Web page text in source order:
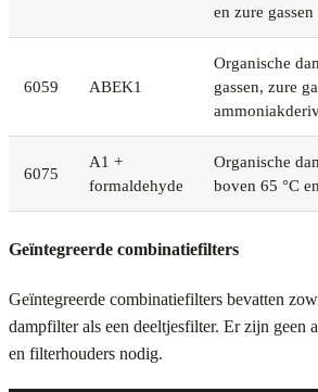
en zure gassen
6059 ABEK1
Organische
gassen, zure
6075
A1 +
formaldehyde
Organische
boven 65 °C
Geïntegreerde combinatiefilters
Geïntegreerde combinatiefilters bevatten
dampfilter als een deeltjesfilter. Er zijn geen
en filterhouders nodig.